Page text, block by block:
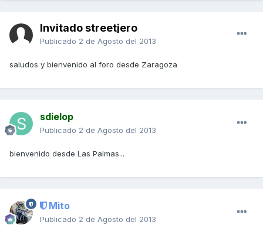
Invitado streetjero
Publicado 2 de Agosto del 2013
saludos y bienvenido al foro desde Zaragoza
sdielop
Publicado 2 de Agosto del 2013
bienvenido desde Las Palmas...
Mito
Publicado 2 de Agosto del 2013